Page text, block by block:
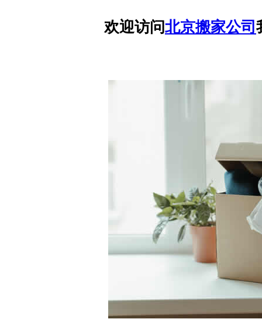
欢迎访问北京搬家公司